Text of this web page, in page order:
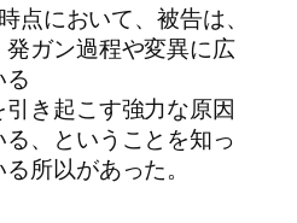
点において、被告は、
ガン過程や変異に広
る
き起こす強力な原因
、ということを知っ
所以があった。